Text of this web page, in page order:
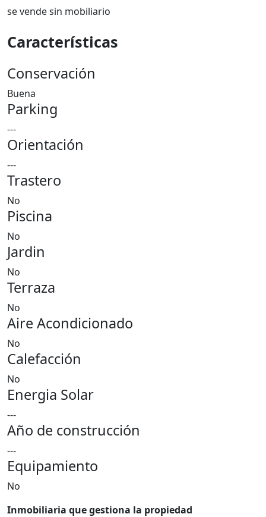
se vende sin mobiliario
Características
Conservación
Buena
Parking
---
Orientación
---
Trastero
No
Piscina
No
Jardin
No
Terraza
No
Aire Acondicionado
No
Calefacción
No
Energia Solar
---
Año de construcción
---
Equipamiento
No
Inmobiliaria que gestiona la propiedad